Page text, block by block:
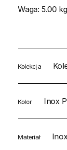
Waga:5.00 kg
Kolekcja
Kolor Inox
Materiał Inox